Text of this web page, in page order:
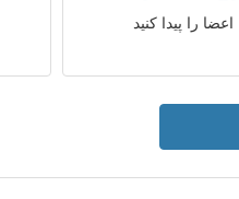
اعضا را پیدا کنید